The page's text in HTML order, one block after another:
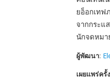
ยอ็อกเทฟ
จากกระแ
นักจดหมา
ผู้พัฒนา:
เผยแพร่ครั้